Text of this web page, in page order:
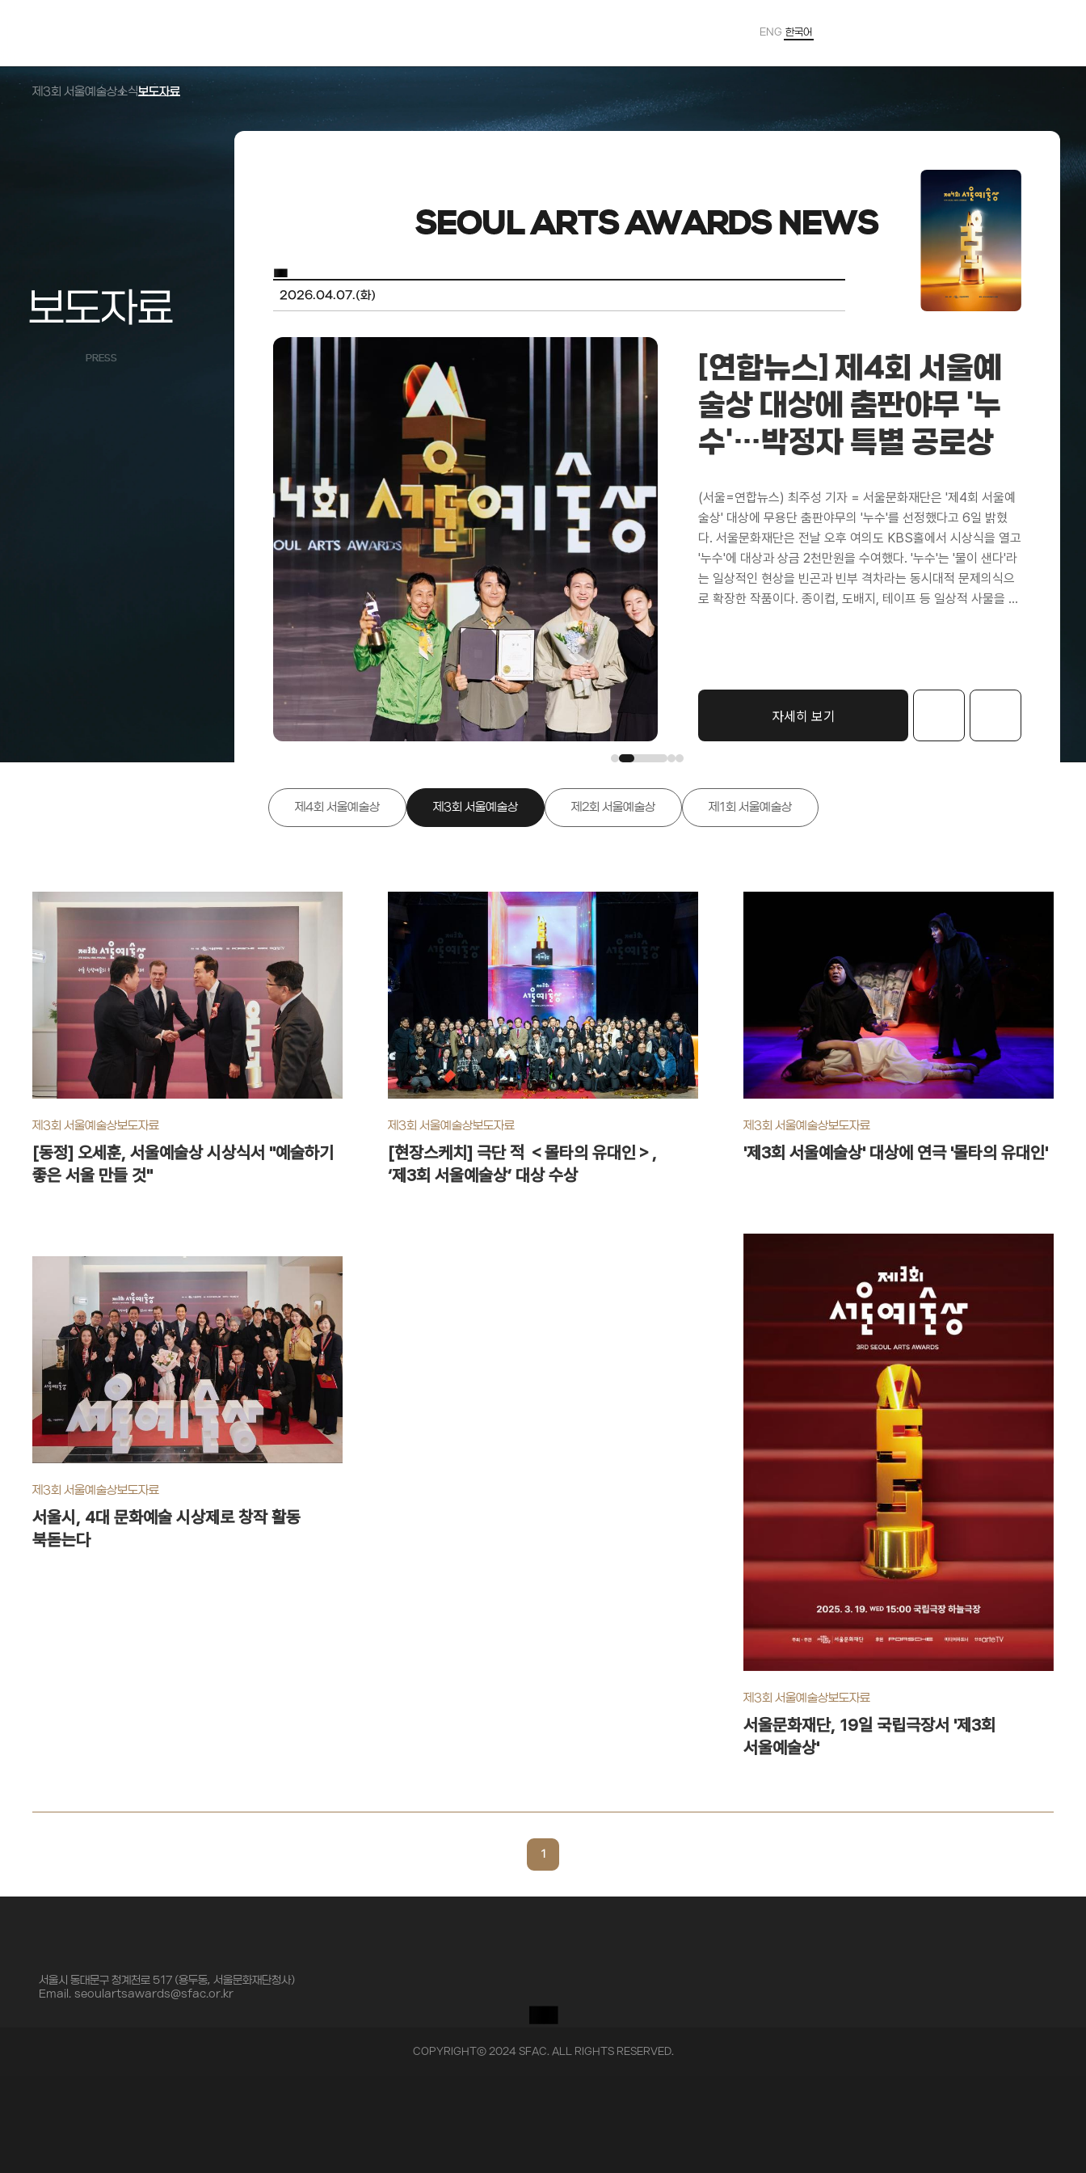
ENG 한국어
제3회 서울예술상소식보도자료
보도자료
PRESS
SEOUL ARTS AWARDS NEWS
2026.04.07.(화)
[연합뉴스] 제4회 서울예
술상 대상에 춤판야무 '누
수'…박정자 특별 공로상
(서울=연합뉴스) 최주성 기자 = 서울문화재단은 '제4회 서울예
술상' 대상에 무용단 춤판야무의 '누수'를 선정했다고 6일 밝혔
다. 서울문화재단은 전날 오후 여의도 KBS홀에서 시상식을 열고
'누수'에 대상과 상금 2천만원을 수여했다. '누수'는 '물이 샌다'라
는 일상적인 현상을 빈곤과 빈부 격차라는 동시대적 문제의식으
로 확장한 작품이다. 종이컵, 도배지, 테이프 등 일상적 사물을 무
의 '다 내 아이들'(연극), 카메라타 안티콰 서울 창단 20주년 기념
연주회(음악), 이자람 판소리 '눈, 눈, 눈'(전통), 김옥선 개인전
'옥선 혜림 인선'(시각), 서울익스프레스의 '우리에게 남은 것이
다. 이미지 확대 춤판야무 '누수' 공연사진 [서울문화재단 제공.
재판매 및 DB 금지] 포르쉐 프런티어상 수상작은 극단 작당모의
Lumpen다원)이다. 포르쉐 프런티어상 수상작은 상금 각 1천만
원을 받으며, 이중 '타면 나타나는 굴'은 2천만원의 재발표 비용
을 추가로 지원받아 연내 전시를 개최할 예정이다. 또한 서울문화
재단은 이번 시상식에 공공 지원 없이 자생적으로 발표된 우수작
을 조명하는 '스팍 포커스상'을 신설해 6개 작품에 수여했다. 함
께 신설된 특별 공로상은 연극배우 박정자가 수상했다. 특별 공로
상은 오랜 시간 순수예술 현장을 지킨 예술인을 기리는 상이다.
휠체어 현대무용 안무가인 김용우는 장애예술인 부문 특별상을
받았다. 서울예술상은 서울문화재단 예술창작지원사업에 선정된
작품을 포함해, 한해 동안 서울에서 발표된 기초예술작품 중 우수
작품을 선발하는 시상식이다. 올해 시상식은 오는 20일 KBS
1TV에서 밤 11시 35분 방영될 예정이다. 이미지 확대 특별공로
상 받은 배우 박정자 [서울문화재단 제공. 재판매 및 DB 금지]
자세히 보기
제4회 서울예술상 제3회 서울예술상 제2회 서울예술상 제1회 서울예술상
제3회 서울예술상보도자료
[동정] 오세훈, 서울예술상 시상식서 "예술하기
좋은 서울 만들 것"
제3회 서울예술상보도자료
[현장스케치] 극단 적 ＜몰타의 유대인＞,
‘제3회 서울예술상’ 대상 수상
제3회 서울예술상보도자료
'제3회 서울예술상' 대상에 연극 '몰타의 유대인'
제3회 서울예술상보도자료
서울문화재단, 19일 국립극장서 '제3회
서울예술상'
제3회 서울예술상보도자료
서울시, 4대 문화예술 시상제로 창작 활동
북돋는다
1
서울시 동대문구 청계천로 517 (용두동, 서울문화재단청사)
Email. seoulartsawards@sfac.or.kr
COPYRIGHTⓒ 2024 SFAC. ALL RIGHTS RESERVED.